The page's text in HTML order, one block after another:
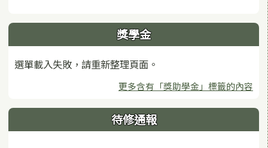
獎學金
選單載入失敗，請重新整理頁面。
更多含有「獎助學金」標籤的內容
待修通報